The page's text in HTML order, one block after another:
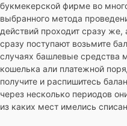
букмекерской фирме во
выбранного метода
действий проходит сразу
сразу поступают возьмите
случаях башлевые средства
кошелька али платежной
получите и распишитесь
через несколько периодов
из каких мест имелись